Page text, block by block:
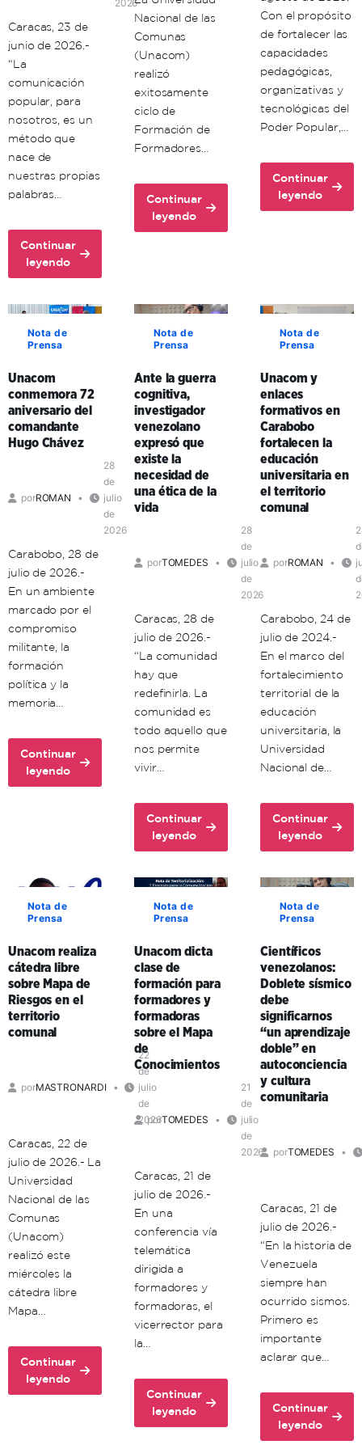
2026
Caracas, 23 de
junio de 2026.-
“La
comunicación
popular, para
nosotros, es un
método que
nace de
nuestras propias
palabras…
Continuar
leyendo
about
Comuna
Simón
Bolívar
adopta
comunicación
popular
como
clave
de
en
Nacional de las
Comunas
(Unacom)
realizó
exitosamente
ciclo de
Formación de
Formadores…
Continuar
leyendo
about
Unacon
de
Formación
de
en
Mérida
Con el propósito
de fortalecer las
capacidades
pedagógicas,
organizativas y
tecnológicas del
Poder Popular,…
Continuar
leyendo
about
Unacom
de
sus
formadores
Aragua
y
Carabobo
Nota de
Prensa
Unacom
conmemora 72
aniversario del
comandante
Hugo Chávez
porROMAN
28
de
julio
de
2026
Carabobo, 28 de
julio de 2026.-
En un ambiente
marcado por el
compromiso
militante, la
formación
política y la
memoria…
Continuar
leyendo
about
Unacom
Hugo
Chávez
Nota de
Prensa
Ante la guerra
cognitiva,
investigador
venezolano
expresó que
existe la
necesidad de
una ética de la
vida
porTOMEDES
28
de
julio
de
2026
Caracas, 28 de
julio de 2026.-
“La comunidad
hay que
redefinirla. La
comunidad es
todo aquello que
nos permite
vivir…
Continuar
leyendo
about
Ante
guerra
cognitiva,
investigador
expresó
que
existe
la
necesidad
de
una
ética
de
la
vida
Nota de
Prensa
Unacom y
enlaces
formativos en
Carabobo
fortalecen la
educación
universitaria en
el territorio
comunal
porROMAN
Carabobo, 24 de
julio de 2024.-
En el marco del
fortalecimiento
territorial de la
educación
universitaria, la
Universidad
Nacional de…
Continuar
leyendo
about
Unacom
enlaces
formativos
en
fortalecen
la
educación
universitaria
en
el
territorio
comunal
Nota de
Prensa
Unacom realiza
cátedra libre
sobre Mapa de
Riesgos en el
territorio
comunal
porMASTRONARDI
22
de
julio
de
2026
Caracas, 22 de
julio de 2026.- La
Universidad
Nacional de las
Comunas
(Unacom)
realizó este
miércoles la
cátedra libre
Mapa…
Continuar
leyendo
about
Unacom
Nota de
Prensa
Unacom dicta
clase de
formación para
formadores y
formadoras
sobre el Mapa
de
Conocimientos
porTOMEDES
21
de
julio
de
2026
Caracas, 21 de
julio de 2026.-
En una
conferencia vía
telemática
dirigida a
formadores y
formadoras, el
vicerrector para
la…
Continuar
leyendo
about
Unacom
Nota de
Prensa
Científicos
venezolanos:
Doblete sísmico
debe
significarnos
“un aprendizaje
doble” en
autoconciencia
y cultura
comunitaria
porTOMEDES
Caracas, 21 de
julio de 2026.-
“En la historia de
Venezuela
siempre han
ocurrido sismos.
Primero es
importante
aclarar que…
Continuar
leyendo
about
Científicos